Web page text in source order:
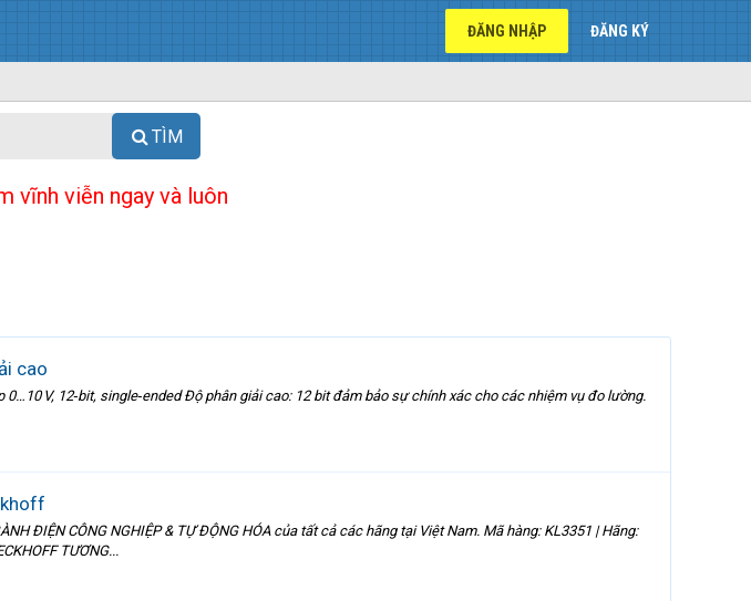
ĐĂNG NHẬP ĐĂNG KÝ
TÌM
vĩnh viễn ngay và luôn
cao
V, 12‑bit, single‑ended Độ phân giải cao: 12 bit đảm bảo sự chính xác cho các nhiệm vụ đo lường.
ĐIỆN CÔNG NGHIỆP & TỰ ĐỘNG HÓA của tất cả các hãng tại Việt Nam. Mã hàng: KL3351 | Hãng:
TƯƠNG...